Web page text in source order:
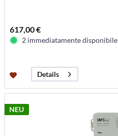
617,00 €
2 immediatamente disponibile
Details
NEU